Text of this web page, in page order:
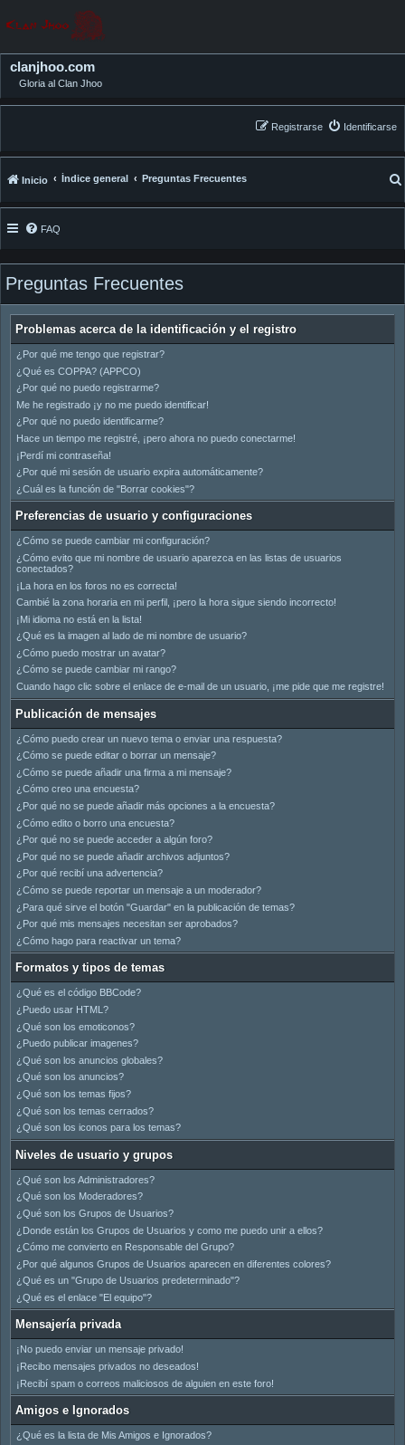
clanjhoo.com
Gloria al Clan Jhoo
Identificarse
Registrarse
Inicio Índice general Preguntas Frecuentes
FAQ
Preguntas Frecuentes
Problemas acerca de la identificación y el registro
¿Por qué me tengo que registrar?
¿Qué es COPPA? (APPCO)
¿Por qué no puedo registrarme?
Me he registrado ¡y no me puedo identificar!
¿Por qué no puedo identificarme?
Hace un tiempo me registré, ¡pero ahora no puedo conectarme!
¡Perdí mi contraseña!
¿Por qué mi sesión de usuario expira automáticamente?
¿Cuál es la función de "Borrar cookies"?
Preferencias de usuario y configuraciones
¿Cómo se puede cambiar mi configuración?
¿Cómo evito que mi nombre de usuario aparezca en las listas de usuarios
conectados?
¡La hora en los foros no es correcta!
Cambié la zona horaria en mi perfil, ¡pero la hora sigue siendo incorrecto!
¡Mi idioma no está en la lista!
¿Qué es la imagen al lado de mi nombre de usuario?
¿Cómo puedo mostrar un avatar?
¿Cómo se puede cambiar mi rango?
Cuando hago clic sobre el enlace de e-mail de un usuario, ¡me pide que me registre!
Publicación de mensajes
¿Cómo puedo crear un nuevo tema o enviar una respuesta?
¿Cómo se puede editar o borrar un mensaje?
¿Cómo se puede añadir una firma a mi mensaje?
¿Cómo creo una encuesta?
¿Por qué no se puede añadir más opciones a la encuesta?
¿Cómo edito o borro una encuesta?
¿Por qué no se puede acceder a algún foro?
¿Por qué no se puede añadir archivos adjuntos?
¿Por qué recibí una advertencia?
¿Cómo se puede reportar un mensaje a un moderador?
¿Para qué sirve el botón "Guardar" en la publicación de temas?
¿Por qué mis mensajes necesitan ser aprobados?
¿Cómo hago para reactivar un tema?
Formatos y tipos de temas
¿Qué es el código BBCode?
¿Puedo usar HTML?
¿Qué son los emoticonos?
¿Puedo publicar imagenes?
¿Qué son los anuncios globales?
¿Qué son los anuncios?
¿Qué son los temas fijos?
¿Qué son los temas cerrados?
¿Qué son los iconos para los temas?
Niveles de usuario y grupos
¿Qué son los Administradores?
¿Qué son los Moderadores?
¿Qué son los Grupos de Usuarios?
¿Donde están los Grupos de Usuarios y como me puedo unir a ellos?
¿Cómo me convierto en Responsable del Grupo?
¿Por qué algunos Grupos de Usuarios aparecen en diferentes colores?
¿Qué es un "Grupo de Usuarios predeterminado"?
¿Qué es el enlace "El equipo"?
Mensajería privada
¡No puedo enviar un mensaje privado!
¡Recibo mensajes privados no deseados!
¡Recibí spam o correos maliciosos de alguien en este foro!
Amigos e Ignorados
¿Qué es la lista de Mis Amigos e Ignorados?